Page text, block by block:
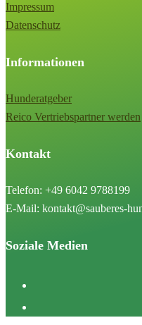
Impressum
Datenschutz
Informationen
Hunderatgeber
Reico Vertriebspartner werden
Kontakt
Telefon: +49 6042 9788199
E-Mail: kontakt@sauberes-
Soziale Medien